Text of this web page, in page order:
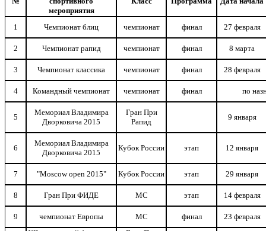
мероприятия
1 Чемпионат блиц чемпионат финал 27 февраля
2 Чемпионат рапид чемпионат финал 8 марта
3 Чемпионат классика чемпионат финал 28 февраля
4 Командный чемпионат чемпионат финал по
5
Мемориал Владимира
Дворковича 2015
Гран При
Рапид
9 января
6
Мемориал Владимира
Дворковича 2015
Кубок России этап 12 января
7 "Moscow open 2015" Кубок России этап 29 января
8 Гран При ФИДЕ МС этап 14 февраля
9 чемпионат Европы МС финал 23 февраля